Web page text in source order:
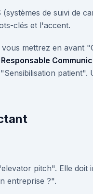
de suivi de
clés et l'accent.
vous mettrez en avant
Responsable
patient".
pitch". Elle doit
entreprise ?".